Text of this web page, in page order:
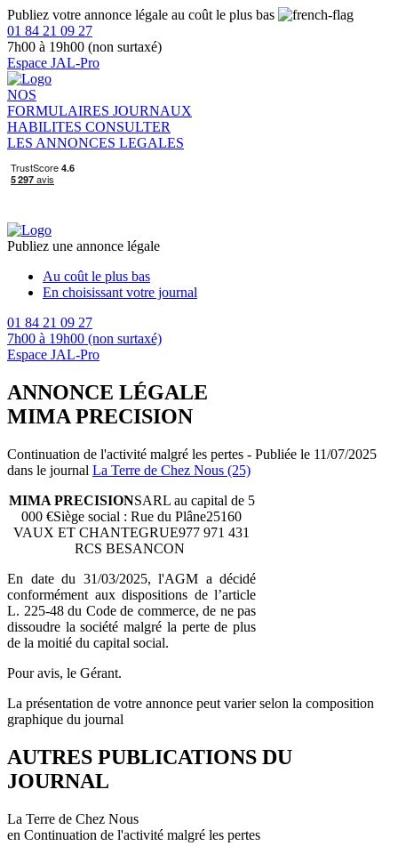
Publiez votre annonce légale au coût le plus bas
01 84 21 09 27
7h00 à 19h00 (non surtaxé)
Espace JAL-Pro
NOS
FORMULAIRES JOURNAUX
HABILITES CONSULTER
LES ANNONCES LEGALES
Publiez une annonce légale
Au coût le plus bas
En choisissant votre journal
01 84 21 09 27
7h00 à 19h00 (non surtaxé)
Espace JAL-Pro
ANNONCE LÉGALE
MIMA PRECISION
Continuation de l'activité malgré les pertes - Publiée le 11/07/2025
dans le journal La Terre de Chez Nous (25)
MIMA PRECISIONSARL au capital de 5
000 €Siège social : Rue du Plâne25160
VAUX ET CHANTEGRUE977 971 431
RCS BESANCON
En date du 31/03/2025, l'AGM a décidé
conformément aux dispositions de l’article
L. 225-48 du Code de commerce, de ne pas
dissoudre la société malgré la perte de plus
de la moitié du capital social.
Pour avis, le Gérant.
La présentation de votre annonce peut varier selon la composition
graphique du journal
AUTRES PUBLICATIONS DU
JOURNAL
La Terre de Chez Nous
en Continuation de l'activité malgré les pertes